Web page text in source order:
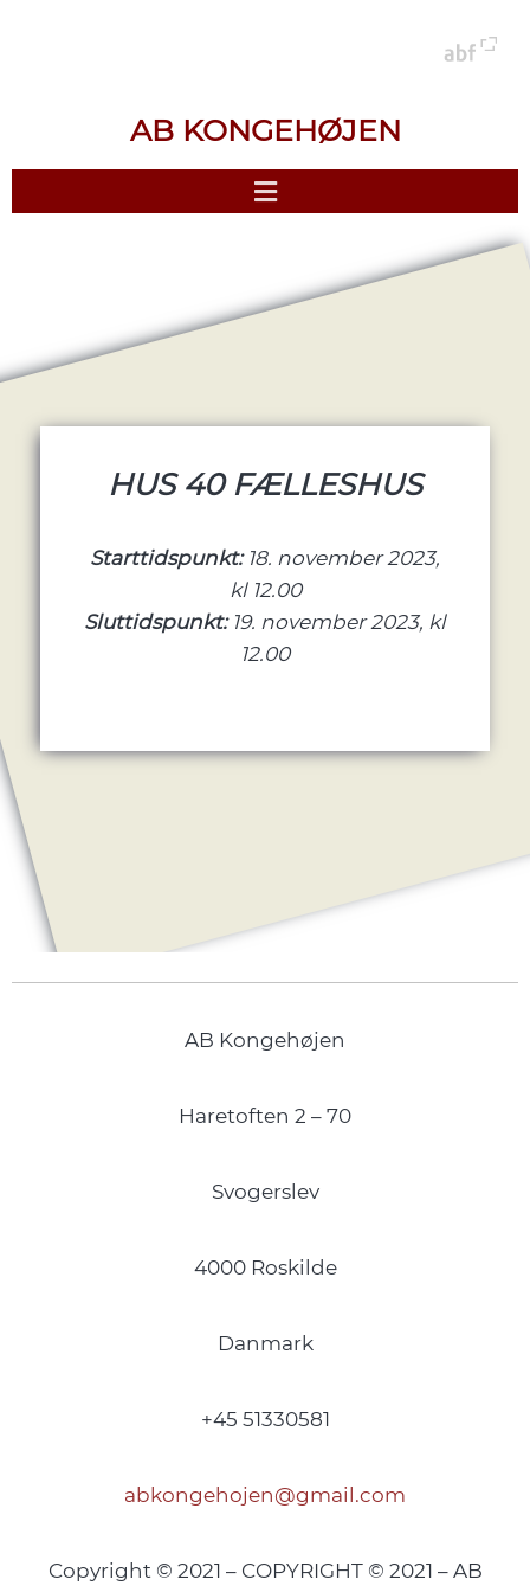
AB KONGEHØJEN
HUS 40 FÆLLESHUS
Starttidspunkt: 18. november 2023,
kl 12.00
Sluttidspunkt: 19. november 2023, kl
12.00
AB Kongehøjen
Haretoften 2 – 70
Svogerslev
4000 Roskilde
Danmark
+45 51330581
abkongehojen@gmail.com
Copyright © 2021 – COPYRIGHT © 2021 – AB